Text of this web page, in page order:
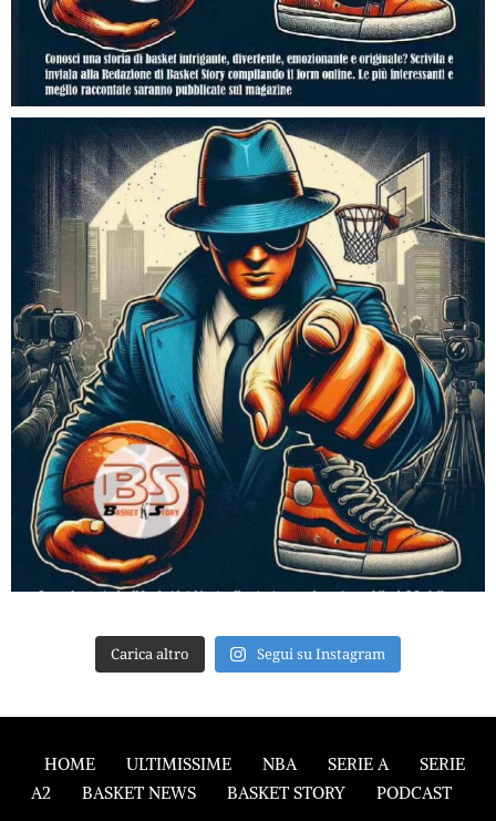
Carica altro Segui su Instagram
HOME ULTIMISSIME NBA SERIE A
SERIE
A2
BASKET NEWS BASKET STORY PODCAST